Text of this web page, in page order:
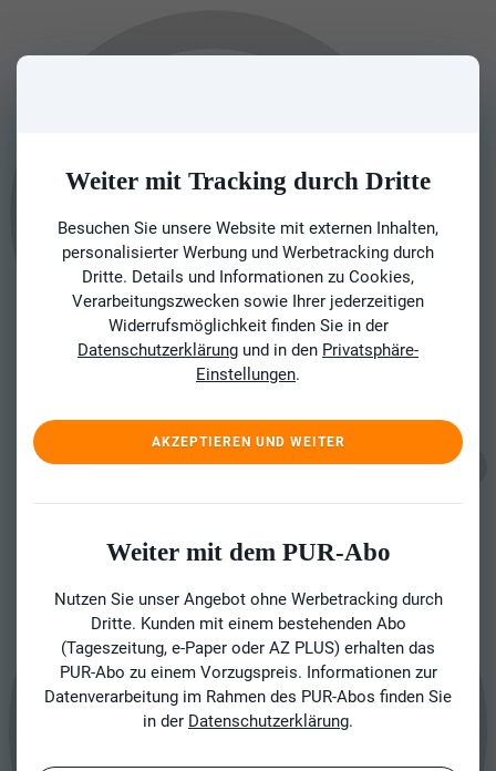
Weiter mit Tracking durch Dritte
Besuchen Sie unsere Website mit externen Inhalten,
personalisierter Werbung und Werbetracking durch
Dritte. Details und Informationen zu Cookies,
Verarbeitungszwecken sowie Ihrer jederzeitigen
Widerrufsmöglichkeit finden Sie in der
Datenschutzerklärung und in den Privatsphäre-
Einstellungen.
AKZEPTIEREN UND WEITER
Weiter mit dem PUR-Abo
Nutzen Sie unser Angebot ohne Werbetracking durch
Dritte. Kunden mit einem bestehenden Abo
(Tageszeitung, e-Paper oder AZ PLUS) erhalten das
PUR-Abo zu einem Vorzugspreis. Informationen zur
Datenverarbeitung im Rahmen des PUR-Abos finden Sie
in der Datenschutzerklärung.